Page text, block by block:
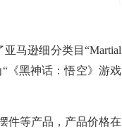
马逊细分类目“Martial
“《黑神话：悟空》游戏
件等产品，产品价格在